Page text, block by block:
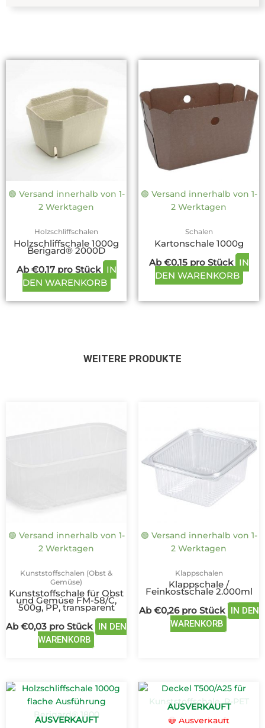
🟢 Versand innerhalb von 1-
2 Werktagen
Holzschliffschalen
Holzschliffschale 1000g
Berigard® 2000D
Ab€0,17pro Stück
IN
DEN WARENKORB
mehrere
Varianten
der
🟢 Versand innerhalb von 1-
2 Werktagen
Schalen
Kartonschale 1000g
Ab€0,15pro Stück
IN
DEN WARENKORB
weist
auf.
Die
der
WEITERE PRODUKTE
🟢 Versand innerhalb von 1-
2 Werktagen
Kunststoffschalen (Obst &
Gemüse)
Kunststoffschale für Obst
und Gemüse FM-58/C,
500g, PP, transparent
Ab€0,03 pro Stück
IN DEN
WARENKORB
Produkt
Optionen
der
werden
🟢 Versand innerhalb von 1-
2 Werktagen
Klappschalen
Klappschale /
Feinkostschale 2.000ml
Ab€0,26pro Stück
IN DEN
WARENKORB
weist
mehrere
auf.
Die
der
AUSVERKAUFT
Dieses
Produkt
weist
AUSVERKAUFT
🔴 Ausverkauft
Dieses
Produkt